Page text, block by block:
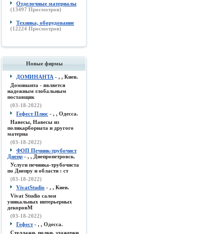
Отделочные материалы
(13497 Просмотров)
Техника, оборудование
(12224 Просмотров)
Новые фирмы
ДОМИНАНТА - , , Киев.
Доминанта - является
надежным глобальным
поставщик
(03-18-2022)
Гефест Плюс - , , Одесса.
Навесы, Навесы из
поликарборната и другого
материа
(03-18-2022)
ФОП Печник-трубочист
Днепр - , , Днепропетровск.
Услуги печника-трубочиста
по Днепру и области : ст
(03-18-2022)
VivatStudio - , , Киев.
Vivat Studio салон
уникальных интерьерных
декоровМ
(03-18-2022)
Гефест- , , Одесса.
Стеллажи, полки, этажерки